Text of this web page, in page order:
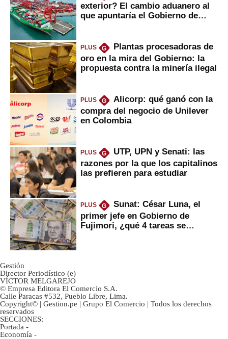
exterior? El cambio aduanero al
que apuntaría el Gobierno de
PLUS G
Plantas procesadoras de
oro en la mira del Gobierno: la
propuesta contra la minería ilegal
PLUS G
Alicorp: qué ganó con la
compra del negocio de Unilever
en Colombia
PLUS G
UTP, UPN y Senati: las
razones por la que los capitalinos
las prefieren para estudiar
PLUS G
Sunat: César Luna, el
primer jefe en Gobierno de
Fujimori, ¿qué 4 tareas se
Gestión
Director Periodístico (e)
VÍCTOR MELGAREJO
© Empresa Editora El Comercio S.A.
Calle Paracas #532, Pueblo Libre, Lima.
Copyright© | Gestion.pe | Grupo El Comercio | Todos los derechos
reservados
SECCIONES:
Portada -
Economía -